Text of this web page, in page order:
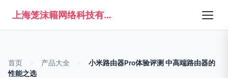
上海笼沫籍网络科技有限公司
首页 产品大全
小米路由器Pro体验评测 中高端路由器的
性能之选